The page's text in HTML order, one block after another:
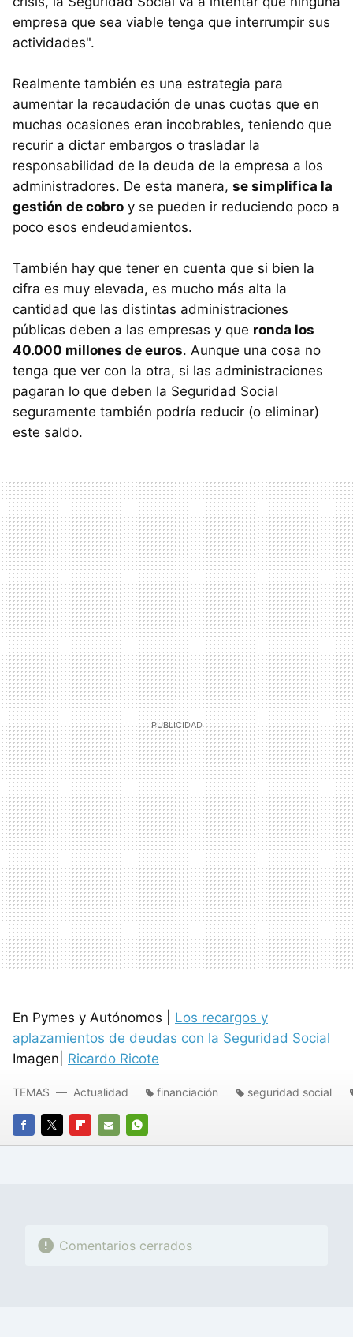
empresa que sea viable tenga que interrumpir sus
actividades".
Realmente también es una estrategia para
aumentar la recaudación de unas cuotas que en
muchas ocasiones eran incobrables, teniendo que
recurir a dictar embargos o trasladar la
responsabilidad de la deuda de la empresa a los
administradores. De esta manera, se simplifica la
gestión de cobro y se pueden ir reduciendo poco a
poco esos endeudamientos.
También hay que tener en cuenta que si bien la
cifra es muy elevada, es mucho más alta la
cantidad que las distintas administraciones
públicas deben a las empresas y que ronda los
40.000 millones de euros. Aunque una cosa no
tenga que ver con la otra, si las administraciones
pagaran lo que deben la Seguridad Social
seguramente también podría reducir (o eliminar)
este saldo.
En Pymes y Autónomos | Los recargos y
aplazamientos de deudas con la Seguridad Social
Imagen| Ricardo Ricote
FACEBOOK
TWITTERFLIPBOARD
E-
WHATSAPP
TEMAS Actualidad financiación seguridad social
Comentarios cerrados